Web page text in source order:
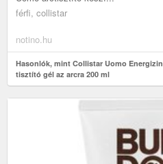
férfi, collistar
notino.hu
Hasonlók, mint Collistar Uomo
tisztító gél az arcra 200 ml